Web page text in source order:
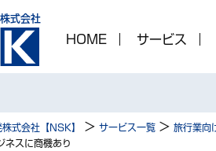
式会社
HOME サービス
式会社【NSK】 > サービス一覧> 旅行業向
ネスに商機あり